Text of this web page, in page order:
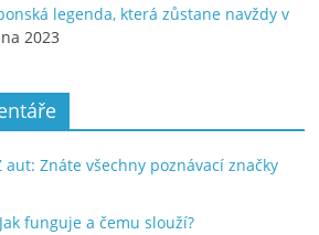
legenda, která zůstane navždy v
2023
aut: Znáte všechny poznávací značky
funguje a čemu slouží?